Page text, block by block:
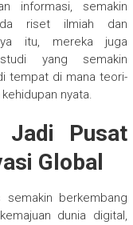
informasi, semakin
riset ilmiah dan
itu, mereka juga
studi yang semakin
tempat di mana teori-
nyata.
Jadi Pusat
Global
berkembang
dunia digital,